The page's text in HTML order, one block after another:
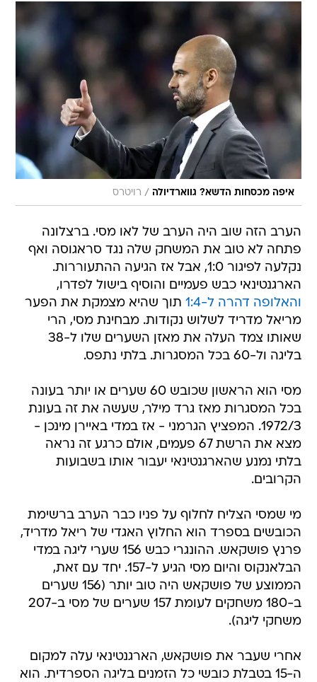
איפה מכסחות הדשא? גווארדיולה / רויטרס
הערב הזה שוב היה הערב של לאו מסי. ברצלונה
פתחה לא טוב את המשחק שלה נגד סראגוסה ואף
נקלעה לפיגור 1:0, אבל אז הגיעה ההתעוררות.
הארגנטינאי כבש פעמיים והוסיף בישול לפדרו,
והאלופה דהרה ל-1:4
תוך שהיא מצמקת את הפער
מריאל מדריד לשלוש נקודות. מבחינת מסי, הרי
שאותו צמד העלה את מאזן השערים שלו ל-38
בליגה ול-60 בכל המסגרות. בלתי נתפס.
מסי הוא הראשון שכובש 60 שערים או יותר בעונה
בכל המסגרות מאז גרד מילר, שעשה את זה בעונת
1972/3. המפציץ הגרמני - אז במדי באיירן מינכן -
מצא את הרשת 67 פעמים, אולם כרגע זה נראה
בלתי נמנע שהארגנטינאי יעבור אותו בשבועות
הקרובים.
מי שמסי הצליח לחלוף על פניו כבר הערב ברשימת
הכובשים בספרד הוא החלוץ האגדי של ריאל מדריד,
פרנץ פושקאש. ההונגרי כבש 156 שערי ליגה במדי
הבלאנקוס והיום מסי הגיע ל-157. יחד עם זאת,
הממוצע של פושקאש היה טוב יותר (156 שערים
ב-180 משחקים לעומת 157 שערים של מסי ב-207
משחקי ליגה).
אחרי שעבר את פושקאש, הארגנטינאי עלה למקום
ה-15 בטבלת כובשי כל הזמנים בליגה הספרדית. הוא